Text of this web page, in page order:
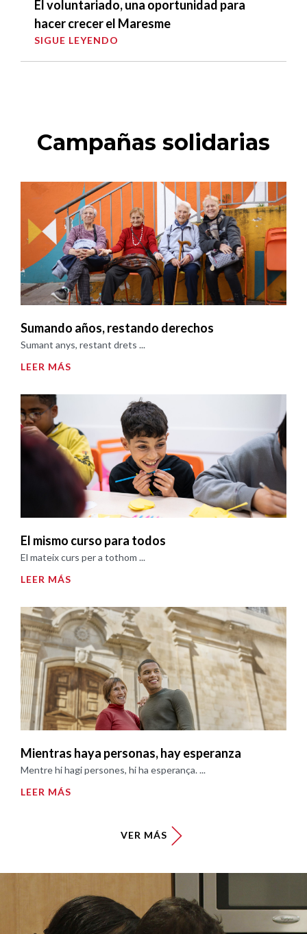
El voluntariado, una oportunidad para
hacer crecer el Maresme
SIGUE LEYENDO
Campañas solidarias
Sumando años, restando derechos
Sumant anys, restant drets ...
LEER MÁS
El mismo curso para todos
El mateix curs per a tothom ...
LEER MÁS
Mientras haya personas, hay esperanza
Mentre hi hagi persones, hi ha esperança. ...
LEER MÁS
VER MÁS